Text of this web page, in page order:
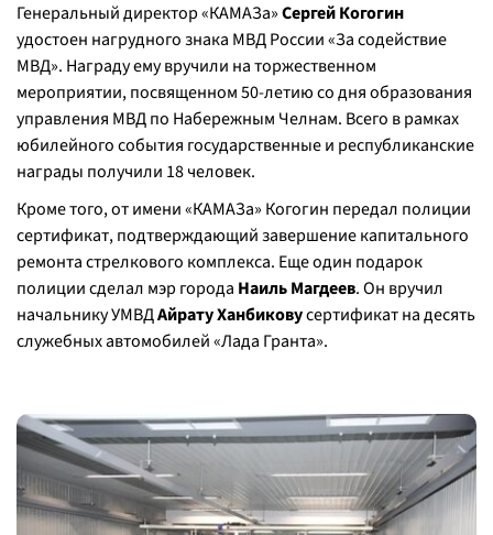
Генеральный директор «КАМАЗа»Сергей Когогин
удостоен нагрудного знака МВД России «За содействие
МВД». Награду ему вручили на торжественном
мероприятии, посвященном 50-летию со дня образования
управления МВД по Набережным Челнам. Всего в рамках
юбилейного события государственные и республиканские
награды получили 18 человек.
Кроме того, от имени «КАМАЗа» Когогин передал полиции
сертификат, подтверждающий завершение капитального
ремонта стрелкового комплекса. Еще один подарок
полиции сделал мэр города Наиль Магдеев. Он вручил
начальнику УМВДАйрату Ханбиковусертификат на десять
служебных автомобилей «Лада Гранта».